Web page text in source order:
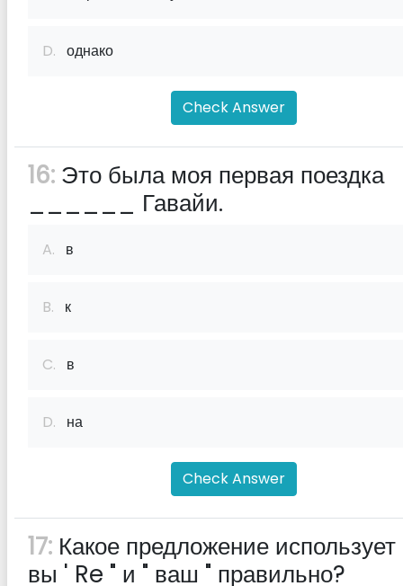
D. однако
Check Answer
16: Это была моя первая поездка
______ Гавайи.
A. в
B. к
C. в
D. на
Check Answer
17: Какое предложение использует
вы ' Re " и " ваш " правильно?